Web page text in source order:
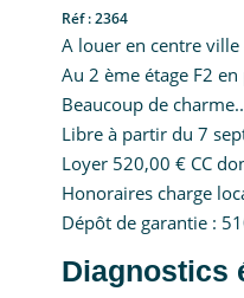
Réf : 2364
A louer en centre
Au 2 ème étage F2
Beaucoup de
Libre à partir du 7
Loyer 520,00 € CC
Honoraires charge
Dépôt de garantie :
Diagnostics